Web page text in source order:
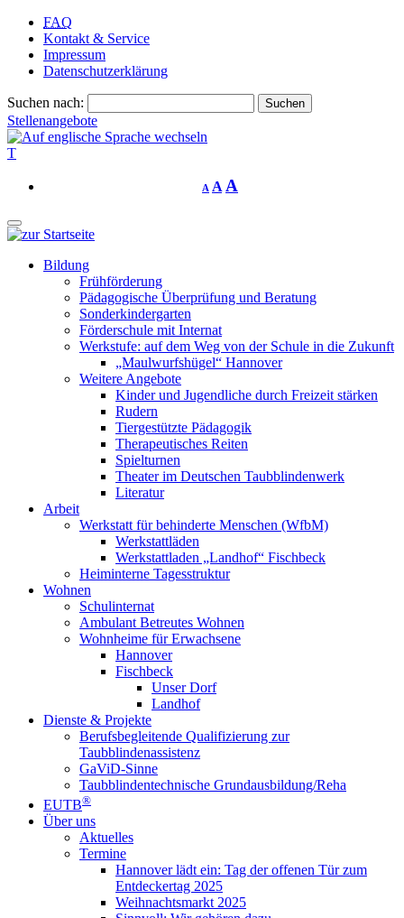
FAQ
Kontakt & Service
Impressum
Datenschutzerklärung
Suchen nach:
Stellenangebote
T
A A A
Bildung
Frühförderung
Pädagogische Überprüfung und Beratung
Sonderkindergarten
Förderschule mit Internat
Werkstufe: auf dem Weg von der Schule in die Zukunft
„Maulwurfshügel“ Hannover
Weitere Angebote
Kinder und Jugendliche durch Freizeit stärken
Rudern
Tiergestützte Pädagogik
Therapeutisches Reiten
Spielturnen
Theater im Deutschen Taubblindenwerk
Literatur
Arbeit
Werkstatt für behinderte Menschen (WfbM)
Werkstattläden
Werkstattladen „Landhof“ Fischbeck
Heiminterne Tagesstruktur
Wohnen
Schulinternat
Ambulant Betreutes Wohnen
Wohnheime für Erwachsene
Hannover
Fischbeck
Unser Dorf
Landhof
Dienste & Projekte
Berufsbegleitende Qualifizierung zur
Taubblindenassistenz
GaViD-Sinne
Taubblindentechnische Grundausbildung/Reha
EUTB®
Über uns
Aktuelles
Termine
Hannover lädt ein: Tag der offenen Tür zum
Entdeckertag 2025
Weihnachtsmarkt 2025